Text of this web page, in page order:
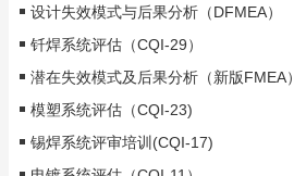
设计失效模式与后果分析（DFMEA）
钎焊系统评估（CQI-29）
潜在失效模式及后果分析（新版FMEA）
模塑系统评估（CQI-23)
锡焊系统评审培训(CQI-17)